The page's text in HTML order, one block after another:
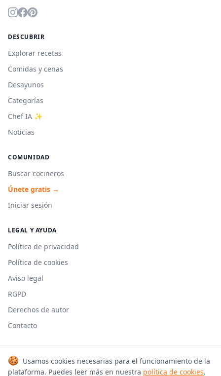
DESCUBRIR
Explorar recetas
Comidas y cenas
Desayunos
Categorías
Chef IA ✨
Noticias
COMUNIDAD
Buscar cocineros
Únete gratis →
Iniciar sesión
LEGAL Y AYUDA
Política de privacidad
Política de cookies
Aviso legal
RGPD
Derechos de autor
Contacto
© 2026 Cookmonkeys. Todos los derechos reservados.
🍪 Usamos cookies necesarias para el funcionamiento de la
plataforma. Puedes leer más en nuestra política de cookies.